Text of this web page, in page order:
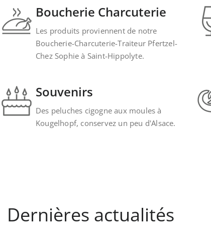
Boucherie Charcuterie
Les produits proviennent de notre
Boucherie-Charcuterie-Traiteur Pfertzel-
Chez Sophie à Saint-Hippolyte.
Souvenirs
Des peluches cigogne aux moules à
Kougelhopf, conservez un peu d'Alsace.
Dernières actualités